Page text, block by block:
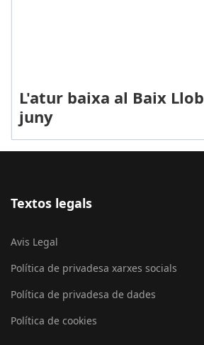
L'atur baixa al Baix
juny
Textos legals
Avis Legal
Política de privadesa xarxes socials
Política de privadesa de dades
Política de cookies